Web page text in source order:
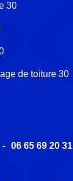
30
de toiture 30
- 06 65 69 20 31